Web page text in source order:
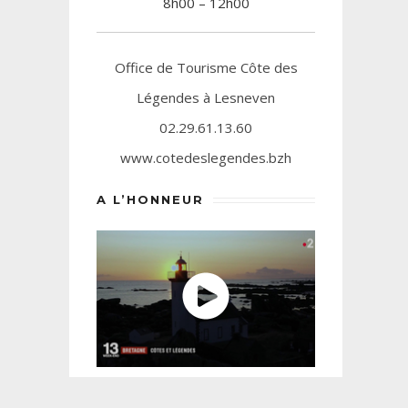
Office de Tourisme Côte des
Légendes à Lesneven
02.29.61.13.60
www.cotedeslegendes.bzh
A L’HONNEUR